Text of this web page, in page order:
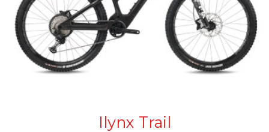
Ilynx Trail